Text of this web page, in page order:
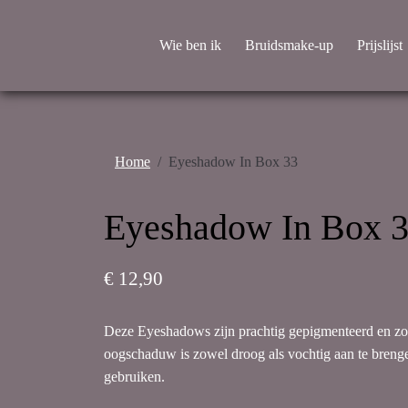
Wie ben ik Bruidsmake-up Prijslijst
Home Eyeshadow In Box 33
Eyeshadow In Box
€ 12,90
Deze Eyeshadows zijn prachtig gepigmenteerd en
oogschaduw is zowel droog als vochtig aan te
gebruiken.